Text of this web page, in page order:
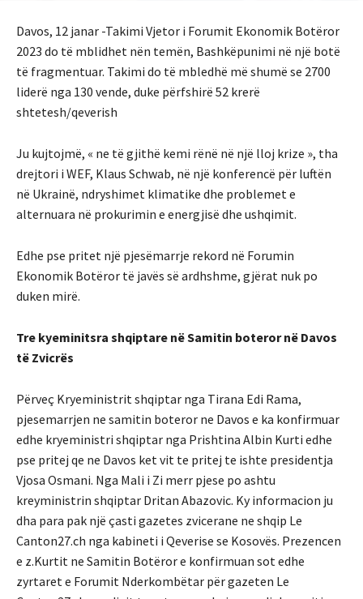
Davos, 12 janar -Takimi Vjetor i Forumit Ekonomik Botëror
2023 do të mblidhet nën temën, Bashkëpunimi në një botë
të fragmentuar. Takimi do të mbledhë më shumë se 2700
liderë nga 130 vende, duke përfshirë 52 krerë
shtetesh/qeverish
Ju kujtojmë, « ne të gjithë kemi rënë në një lloj krize », tha
drejtori i WEF, Klaus Schwab, në një konferencë për luftën
në Ukrainë, ndryshimet klimatike dhe problemet e
alternuara në prokurimin e energjisë dhe ushqimit.
Edhe pse pritet një pjesëmarrje rekord në Forumin
Ekonomik Botëror të javës së ardhshme, gjërat nuk po
duken mirë.
Tre kyeminitsra shqiptare në Samitin boteror në Davos
të Zvicrës
Përveç Kryeministrit shqiptar nga Tirana Edi Rama,
pjesemarrjen ne samitin boteror ne Davos e ka konfirmuar
edhe kryeministri shqiptar nga Prishtina Albin Kurti edhe
pse pritej qe ne Davos ket vit te pritej te ishte presidentja
Vjosa Osmani. Nga Mali i Zi merr pjese po ashtu
kreyministrin shqiptar Dritan Abazovic. Ky informacion ju
dha para pak një çasti gazetes zvicerane ne shqip Le
Canton27.ch nga kabineti i Qeverise se Kosovës. Prezencen
e z.Kurtit ne Samitin Botëror e konfirmuan sot edhe
zyrtaret e Forumit Nderkombëtar për gazeten Le